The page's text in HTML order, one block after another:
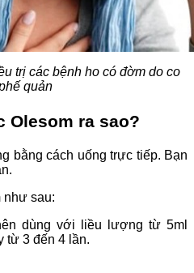
trị các bệnh ho có đờm do co
quản
Olesom ra sao?
bằng cách uống trực tiếp. Bạn
như sau:
dùng với liều lượng từ 5ml
từ 3 đến 4 lần.